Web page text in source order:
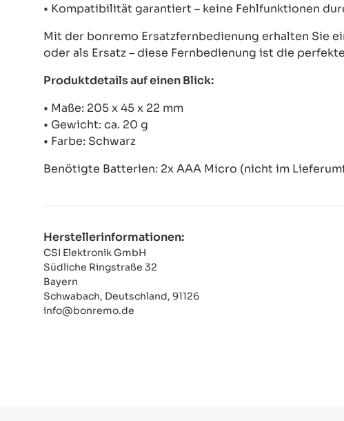
• Kompatibilität garantiert – keine Fehlfunktionen
Mit der bonremo Ersatzfernbedienung erhalten Sie
oder als Ersatz – diese Fernbedienung ist die
Produktdetails auf einen Blick:
• Maße: 205 x 45 x 22 mm
• Gewicht: ca. 20 g
• Farbe: Schwarz
Benötigte Batterien: 2x AAA Micro (nicht im
Herstellerinformationen:
CSI Elektronik GmbH
Südliche Ringstraße 32
Bayern
Schwabach, Deutschland, 91126
info@bonremo.de